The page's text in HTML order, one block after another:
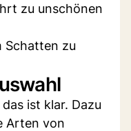
zu unschönen
Schatten zu
ist klar. Dazu
Arten von